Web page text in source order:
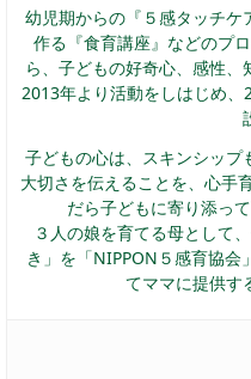
幼児期からの『５感タッチケ
作る『食育講座』などのプ
ら、子どもの好奇心、感性、
2013年より活動をしはじめ
子どもの心は、スキンシッ
大切さを伝えることを、心手
だら子どもに寄り添っ
３人の娘を育てる母として
き」を「NIPPON５感育協
てママに提供す